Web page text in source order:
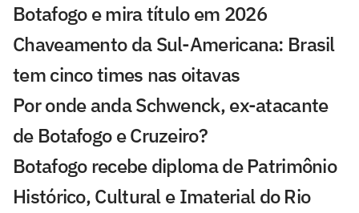
Botafogo e mira título em 2026
Chaveamento da Sul-Americana: Brasil
tem cinco times nas oitavas
Por onde anda Schwenck, ex-atacante
de Botafogo e Cruzeiro?
Botafogo recebe diploma de Patrimônio
Histórico, Cultural e Imaterial do Rio